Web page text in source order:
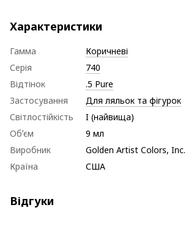
Характеристики
Гамма
Коричневі
Серія
740
Відтінок
.5 Pure
Застосування
Для ляльок та фігурок
Світлостійкість
I (найвища)
Обʼєм
9 мл
Виробник
Golden Artist Colors, Inc.
Країна
США
Відгуки